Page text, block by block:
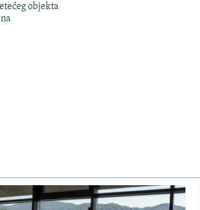
objekta